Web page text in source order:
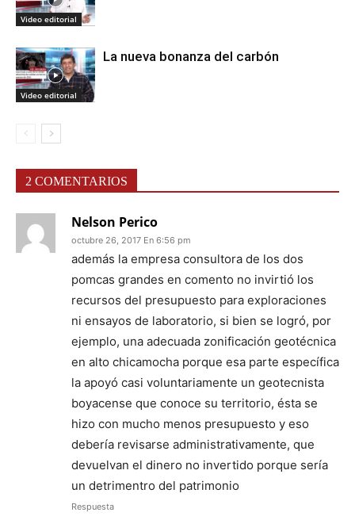
Video editorial
Video editorial
La nueva bonanza del carbón
2 COMENTARIOS
Nelson Perico
octubre 26, 2017 En 6:56 pm
además la empresa consultora de los dos
pomcas grandes en comento no invirtió los
recursos del presupuesto para exploraciones
ni ensayos de laboratorio, si bien se logró, por
ejemplo, una adecuada zonificación geotécnica
en alto chicamocha porque esa parte específica
la apoyó casi voluntariamente un geotecnista
boyacense que conoce su territorio, ésta se
hizo con mucho menos presupuesto y eso
debería revisarse administrativamente, que
devuelvan el dinero no invertido porque sería
un detrimentro del patrimonio
Respuesta